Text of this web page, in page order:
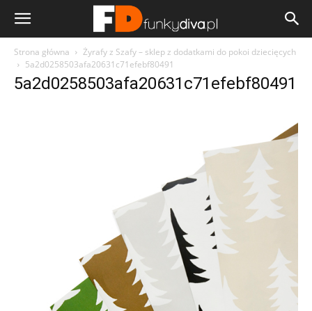
Strona główna
Żyrafy z Szafy – sklep z dodatkami do pokoi dziecięcych
5a2d0258503afa20631c71efebf80491
5a2d0258503afa20631c71efebf80491